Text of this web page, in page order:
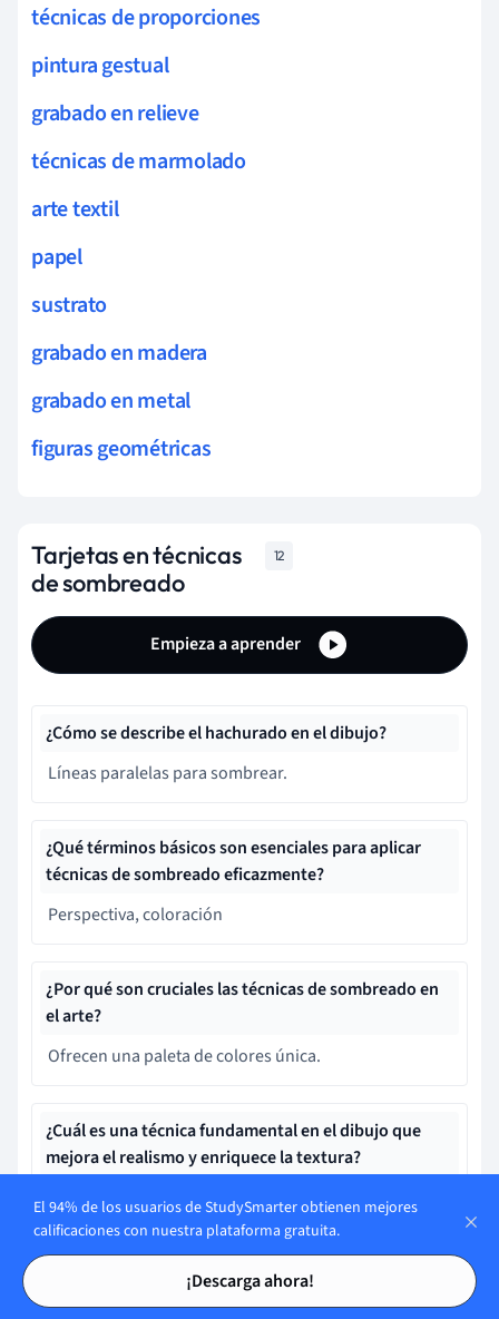
Tarjetas de estudio
Tarjetas de estudio
técnicas de proporciones
pintura gestual
grabado en relieve
técnicas de marmolado
arte textil
papel
sustrato
grabado en madera
grabado en metal
figuras geométricas
Tarjetas en técnicas
de sombreado
12
Empieza a aprender
¿Cómo se describe el hachurado en el dibujo?
Líneas paralelas para sombrear.
¿Qué términos básicos son esenciales para aplicar
técnicas de sombreado eficazmente?
Perspectiva, coloración
¿Por qué son cruciales las técnicas de sombreado en
el arte?
Ofrecen una paleta de colores única.
¿Cuál es una técnica fundamental en el dibujo que
mejora el realismo y enriquece la textura?
El sombreado a lápiz
¿Qué técnica del Renacimiento combina luz y sombra
de manera contrastante?
El 94% de los usuarios de StudySmarter obtienen mejores
calificaciones con nuestra plataforma gratuita.
¡Descarga ahora!